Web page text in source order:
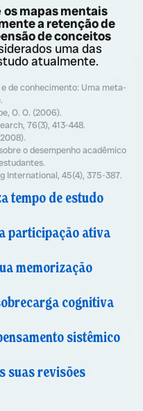
os mapas mentais
a retenção de
de conceitos
uma das
atualmente.
de conhecimento: Uma meta-
O. O. (2006).
76(3), 413-448.
o desempenho acadêmico
International, 45(4), 375-387.
tempo de estudo
participação ativa
memorização
cognitiva
sistêmico
suas revisões